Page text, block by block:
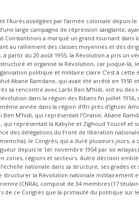
assiégées par l’armée coloniale depuis
large campagne de répression sanglante,
Constantinois a marqué un grand tournant dans
au ralliement des classes moyennes et des
partir du 20 août 1955, la Révolution a pris un
et organisé la Révolution, car jusque-là,
politique et militaire claire.C’est à cette
Abane Ramdane, qui avait été arrêté en 1950
sa rencontre avec Larbi Ben M’hidi, ont eu des
dans la région des Bibans fin juillet 1956,
année dans la région d’Ifri près d’Ighzer
M’hidi, qui représentait l’Oranie, Abane
qui représentait la Kabylie et Zighoud Youcef et
des délégations du Front de libération
le Congrès, qui a duré plusieurs jours, a
depuis le 1er novembre 1954 par six wilayas
zones, régions et secteurs. Autre décision
nationale dans sa structure, ses grades et
structurer la Révolution nationale militairement
(CNRA), composé de 34 membres (17
de ce Congrès que la primauté du politique sur